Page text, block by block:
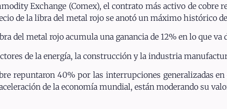
Exchange (Comex), el contrato más activo de cobre
de la libra del metal rojo se anotó un máximo histórico
del metal rojo acumula una ganancia de 12% en lo que va
de la energía, la construcción y la industria
repuntaron 40% por las interrupciones generalizadas
de la economía mundial, están moderando su